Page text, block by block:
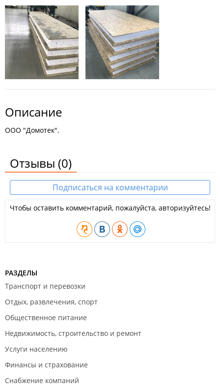
Описание
ООО "Домотек".
Отзывы (0)
Подписаться на комментарии
Чтобы оставить комментарий, пожалуйста, авторизуйтесь!
РАЗДЕЛЫ
Транспорт и перевозки
Отдых, развлечения, спорт
Общественное питание
Недвижимость, строительство и ремонт
Услуги населению
Финансы и страхование
Снабжение компаний